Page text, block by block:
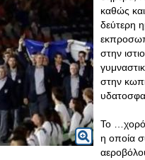
καθώς
δεύτερη
στην
στην
Το …χορό
η οποία